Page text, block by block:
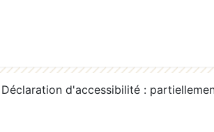
Déclaration d'accessibilité :